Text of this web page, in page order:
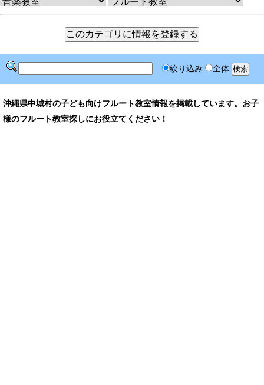
絞り込み 全体
沖縄県中城村の子ども向けフルート教室情報を掲載しています。お子
様のフルート教室探しにお役立てください！